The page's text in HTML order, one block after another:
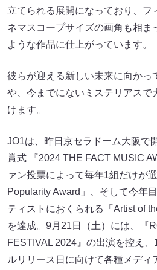
立てられる展開になっており、フ
ネマスコープサイズの画角も相ま
ような作品に仕上がっています。
彼らが迎える新しい未来に向かっ
や、今までにないミステリアスで
けます。
JO1は、昨日京セラドーム大阪で
賞式 『2024 THE FACT MUSIC
ァン投票によって毎年1組だけが
Popularity Award」、そして今年
ティストにおくられる「Artist of
を達成。9月21日（土）には、『
FESTIVAL 2024』の出演を控え
ルリリース日に向けて各種メディ